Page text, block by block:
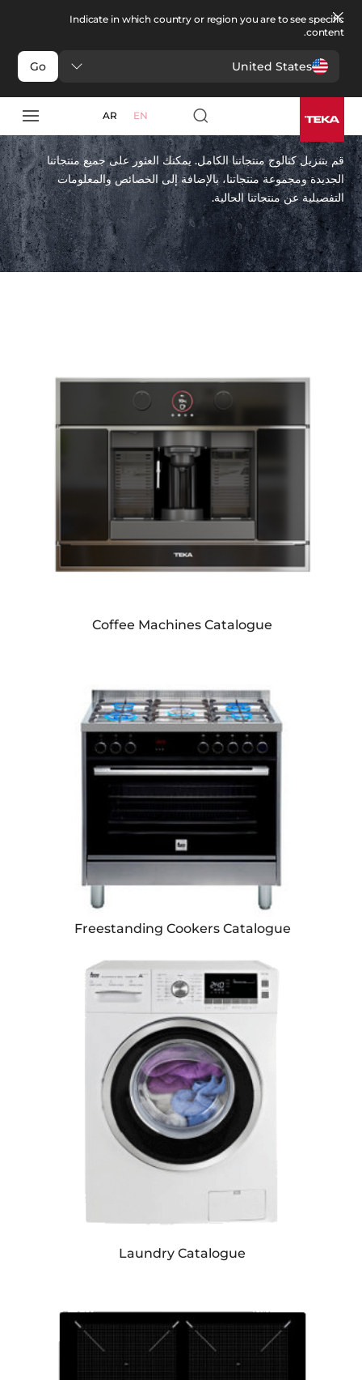
Indicate in which country or region you are to see specific
content.
United States
Go
EN
AR كاتلوغ تيكا
قم بتنزيل كتالوج منتجاتنا الكامل. يمكنك العثور على جميع منتجاتنا
الجديدة ومجموعة منتجاتنا، بالإضافة إلى الخصائص والمعلومات
التفصيلية عن منتجاتنا الحالية.
Coffee Machines Catalogue
Freestanding Cookers Catalogue
Laundry Catalogue